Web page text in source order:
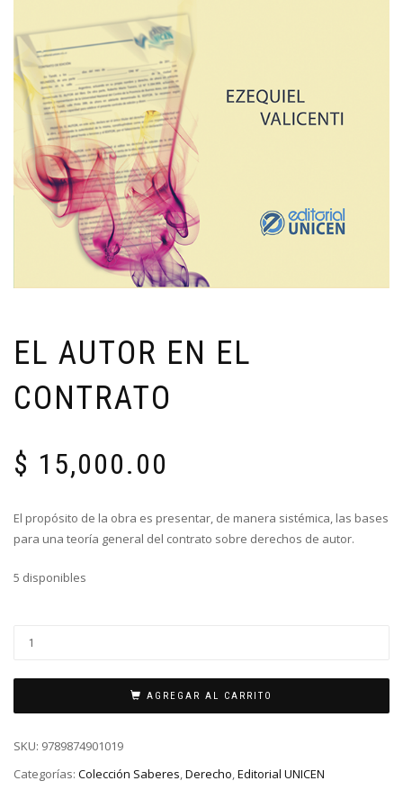
EL AUTOR EN EL
CONTRATO
$ 15,000.00
El propósito de la obra es presentar, de manera sistémica, las bases
para una teoría general del contrato sobre derechos de autor.
5 disponibles
AGREGAR AL CARRITO
SKU: 9789874901019
Categorías: Colección Saberes,Derecho,Editorial UNICEN